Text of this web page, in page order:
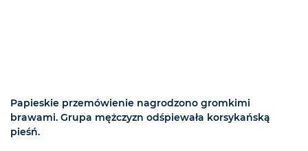
Papieskie przemówienie nagrodzono gromkimi
brawami. Grupa mężczyzn odśpiewała korsykańską
pieśń.